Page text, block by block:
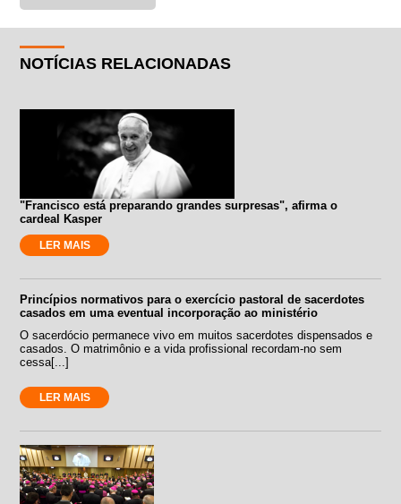
NOTÍCIAS RELACIONADAS
"Francisco está preparando grandes surpresas", afirma o
cardeal Kasper
LER MAIS
Princípios normativos para o exercício pastoral de sacerdotes
casados em uma eventual incorporação ao ministério
O sacerdócio permanece vivo em muitos sacerdotes dispensados e
casados. O matrimônio e a vida profissional recordam-no sem
cessa[...]
LER MAIS